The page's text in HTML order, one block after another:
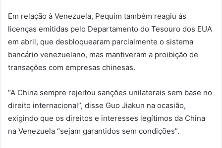
Em relação à Venezuela, Pequim também reagiu às
licenças emitidas pelo Departamento do Tesouro dos EUA
em abril, que desbloquearam parcialmente o sistema
bancário venezuelano, mas mantiveram a proibição de
transações com empresas chinesas.
“A China sempre rejeitou sanções unilaterais sem base no
direito internacional”, disse Guo Jiakun na ocasião,
exigindo que os direitos e interesses legítimos da China
na Venezuela “sejam garantidos sem condições”.